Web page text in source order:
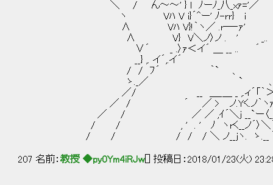
＼ / ん～～' } l ﾉーﾉ_八_xｧ
ヽ Vﾊ V i}´^ー' ﾉ-rr}
∧ Vﾊ V}!｀ヽ／ .r─‐ｧ' |
∧ V} V＼ノ〉ノ . ' _.. ´
∨´ _ .〉ｧ＜イ´ ＿ __ ..
__} ,. イ´,.イ´ |￣|
/ / ﾌ´ ｀` 、 | |
ゝ._／ ` 、 ｌ l
／/ __ ＿_＿ _ ,.ィ´「｀＞--ｧ‐
／ / ´ ／ > ノ.Yく.ノ｀ヽｧ‐r
／ / ／ ／ ,ｲ´＼j __`ー〈__ノ
/ / , ' . ' ﾉ ヽrく__ノ´〉＼｀ヽ
/ / / / / ＼ ノ__jヽ. ゝ.__ ＼ ∨
207 名前： 教授 ◆py0Ym4iRJw[] 投稿日：2018/01/23(火)